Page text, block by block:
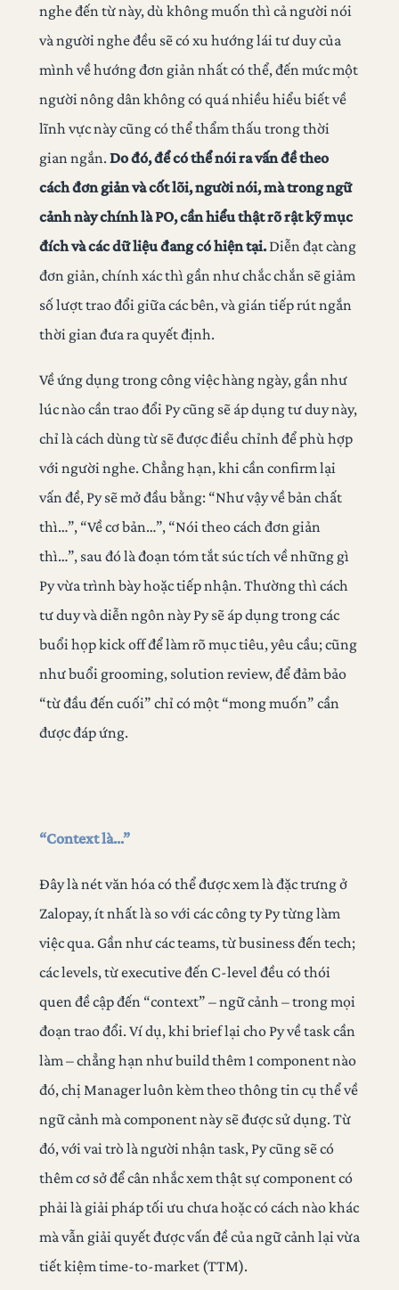
nghe đến từ này, dù không muốn thì cả người nói
và người nghe đều sẽ có xu hướng lái tư duy của
mình về hướng đơn giản nhất có thể, đến mức một
người nông dân không có quá nhiều hiểu biết về
lĩnh vực này cũng có thể thẩm thấu trong thời
gian ngắn. Do đó, để có thể nói ra vấn đề theo
cách đơn giản và cốt lõi, người nói, mà trong ngữ
cảnh này chính là PO, cần hiểu thật rõ rật kỹ mục
đích và các dữ liệu đang có hiện tại.Diễn đạt càng
đơn giản, chính xác thì gần như chắc chắn sẽ giảm
số lượt trao đổi giữa các bên, và gián tiếp rút ngắn
thời gian đưa ra quyết định.
Về ứng dụng trong công việc hàng ngày, gần như
lúc nào cần trao đổi Py cũng sẽ áp dụng tư duy này,
chỉ là cách dùng từ sẽ được điều chỉnh để phù hợp
với người nghe. Chẳng hạn, khi cần confirm lại
vấn đề, Py sẽ mở đầu bằng: “Như vậy về bản chất
thì…”, “Về cơ bản…”, “Nói theo cách đơn giản
thì…”, sau đó là đoạn tóm tắt súc tích về những gì
Py vừa trình bày hoặc tiếp nhận. Thường thì cách
tư duy và diễn ngôn này Py sẽ áp dụng trong các
buổi họp kick off để làm rõ mục tiêu, yêu cầu; cũng
như buổi grooming, solution review, để đảm bảo
“từ đầu đến cuối” chỉ có một “mong muốn” cần
được đáp ứng.
“Context là…”
Đây là nét văn hóa có thể được xem là đặc trưng ở
Zalopay, ít nhất là so với các công ty Py từng làm
việc qua. Gần như các teams, từ business đến tech;
các levels, từ executive đến C-level đều có thói
quen đề cập đến “context” – ngữ cảnh – trong mọi
đoạn trao đổi. Ví dụ, khi brief lại cho Py về task cần
làm – chẳng hạn như build thêm 1 component nào
đó, chị Manager luôn kèm theo thông tin cụ thể về
ngữ cảnh mà component này sẽ được sử dụng. Từ
đó, với vai trò là người nhận task, Py cũng sẽ có
thêm cơ sở để cân nhắc xem thật sự component có
phải là giải pháp tối ưu chưa hoặc có cách nào khác
mà vẫn giải quyết được vấn đề của ngữ cảnh lại vừa
tiết kiệm time-to-market (TTM).